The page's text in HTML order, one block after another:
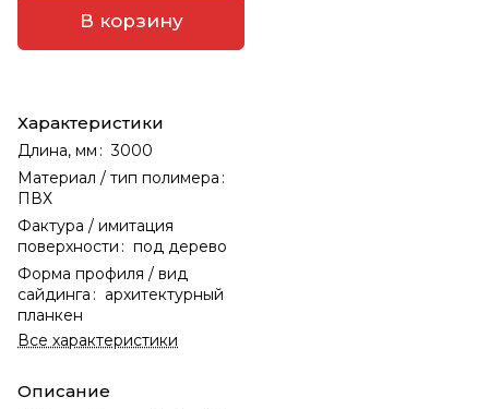
В корзину
Характеристики
Длина, мм : 3000
Материал / тип полимера :
ПВХ
Фактура / имитация
поверхности : под дерево
Форма профиля / вид
сайдинга : архитектурный
планкен
Все характеристики
Описание